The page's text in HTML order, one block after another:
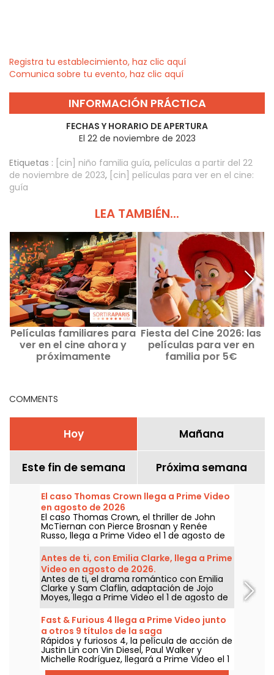
Registra tu establecimiento, haz clic aquí
Comunica sobre tu evento, haz clic aquí
INFORMACIÓN PRÁCTICA
FECHAS Y HORARIO DE APERTURA
El 22 de noviembre de 2023
Etiquetas : [cin] niño familia guía, películas a partir del 22
de noviembre de 2023, [cin] películas para ver en el cine:
guía
LEA TAMBIÉN...
Películas familiares para
ver en el cine ahora y
próximamente
Fiesta del Cine 2026: las
películas para ver en
familia por 5€
COMMENTS
Hoy Mañana
Este fin de semana Próxima semana
El caso Thomas Crown llega a Prime Video
en agosto de 2026
El caso Thomas Crown, el thriller de John
McTiernan con Pierce Brosnan y Renée
Russo, llega a Prime Video el 1 de agosto de
2026.
Antes de ti, con Emilia Clarke, llega a Prime
Video en agosto de 2026.
Antes de ti, el drama romántico con Emilia
Clarke y Sam Claflin, adaptación de Jojo
Moyes, llega a Prime Video el 1 de agosto de
2026.
Fast & Furious 4 llega a Prime Video junto
a otros 9 títulos de la saga
Rápidos y furiosos 4, la película de acción de
Justin Lin con Vin Diesel, Paul Walker y
Michelle Rodríguez, llegará a Prime Video el 1
de agosto de 2026, junto a varios capítulos